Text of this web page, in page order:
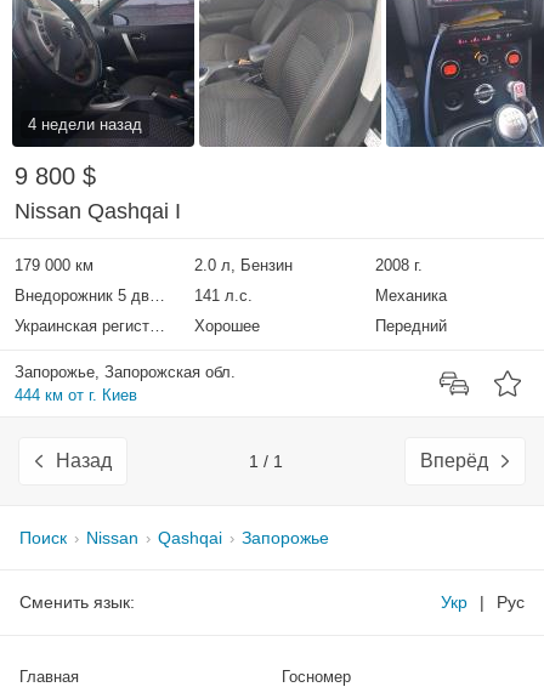
4 недели назад
9 800 $
Nissan Qashqai I
179 000 км 2.0 л, Бензин
2008 г.
Внедорожник 5 дверей
141 л.с.
Механика
Украинская регистрация
Хорошее Передний
Запорожье, Запорожская обл.
444 км от г. Киев
Назад 1 / 1 Вперёд
Поиск Nissan Qashqai Запорожье
Сменить язык: Укр | Рус
Главная Госномер